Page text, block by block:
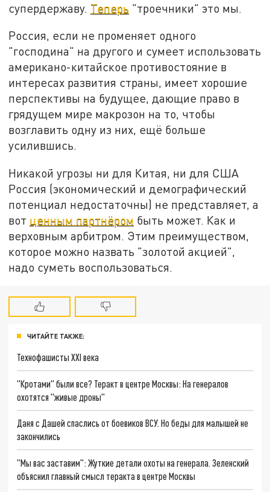
супердержаву. Теперь "троечники" это мы.
Россия, если не променяет одного
"господина" на другого и сумеет использовать
американо-китайское противостояние в
интересах развития страны, имеет хорошие
перспективы на будущее, дающие право в
грядущем мире макрозон на то, чтобы
возглавить одну из них, ещё больше
усилившись.
Никакой угрозы ни для Китая, ни для США
Россия (экономический и демографический
потенциал недостаточны) не представляет, а
вот ценным партнёром быть может. Как и
верховным арбитром. Этим преимуществом,
которое можно назвать "золотой акцией",
надо суметь воспользоваться.
ЧИТАЙТЕ ТАКЖЕ:
Технофашисты XXI века
"Кротами" были все? Теракт в центре Москвы: На генералов
охотятся "живые дроны"
Даня с Дашей спаслись от боевиков ВСУ. Но беды для малышей не
закончились
"Мы вас заставим": Жуткие детали охоты на генерала. Зеленский
объяснил главный смысл теракта в центре Москвы